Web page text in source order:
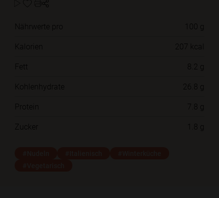
Nährwerte pro
100 g
Kalorien
207 kcal
Fett
8.2 g
Kohlenhydrate
26.8 g
Protein
7.8 g
Zucker
1.8 g